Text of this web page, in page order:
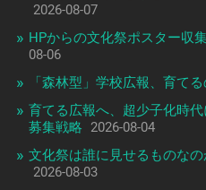
2026-08-07
HPからの文化祭ポスター収
08-06
「森林型」学校広報、育て
育てる広報へ、超少子化時
募集戦略
2026-08-04
文化祭は誰に見せるものな
2026-08-03